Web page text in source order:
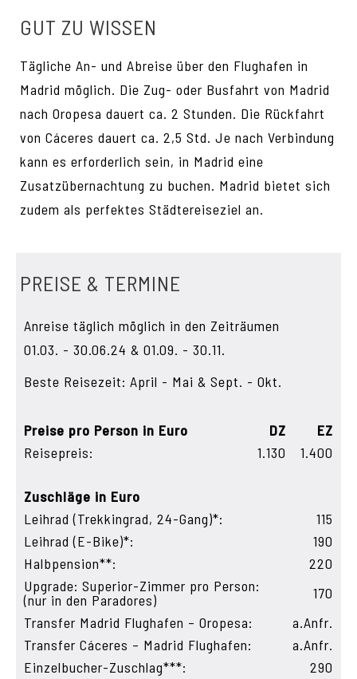
GUT ZU WISSEN
Tägliche An- und Abreise über den Flughafen in
Madrid möglich. Die Zug- oder Busfahrt von Madrid
nach Oropesa dauert ca. 2 Stunden. Die Rückfahrt
von Cáceres dauert ca. 2,5 Std. Je nach Verbindung
kann es erforderlich sein, in Madrid eine
Zusatzübernachtung zu buchen. Madrid bietet sich
zudem als perfektes Städtereiseziel an.
PREISE & TERMINE
Anreise täglich möglich in den Zeiträumen
01.03. - 30.06.24 & 01.09. - 30.11.
Beste Reisezeit: April - Mai & Sept. - Okt.
Preise pro Person in Euro DZ
EZ
Reisepreis:
1.130 1.400
Zuschläge in Euro
Leihrad (Trekkingrad, 24-Gang)*:
115
Leihrad (E-Bike)*:
190
Halbpension**:
220
Upgrade: Superior-Zimmer pro Person:
(nur in den Paradores)
170
Transfer Madrid Flughafen – Oropesa:
a.Anfr.
Transfer Cáceres – Madrid Flughafen:
a.Anfr.
Einzelbucher-Zuschlag***:
290